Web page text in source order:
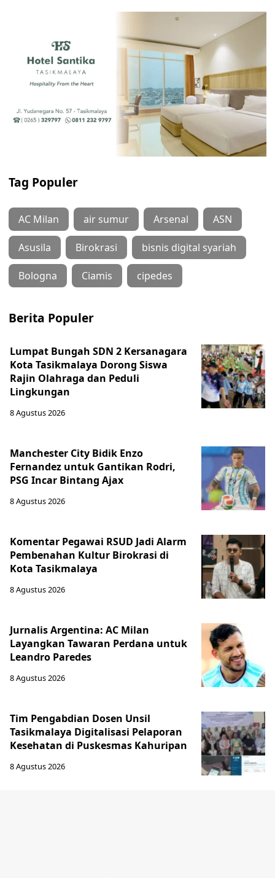
Tag Populer
AC Milan air sumur Arsenal ASN
Asusila Birokrasi bisnis digital syariah
Bologna Ciamis cipedes
Berita Populer
Lumpat Bungah SDN 2 Kersanagara
Kota Tasikmalaya Dorong Siswa
Rajin Olahraga dan Peduli
Lingkungan
8 Agustus 2026
Manchester City Bidik Enzo
Fernandez untuk Gantikan Rodri,
PSG Incar Bintang Ajax
8 Agustus 2026
Komentar Pegawai RSUD Jadi Alarm
Pembenahan Kultur Birokrasi di
Kota Tasikmalaya
8 Agustus 2026
Jurnalis Argentina: AC Milan
Layangkan Tawaran Perdana untuk
Leandro Paredes
8 Agustus 2026
Tim Pengabdian Dosen Unsil
Tasikmalaya Digitalisasi Pelaporan
Kesehatan di Puskesmas Kahuripan
8 Agustus 2026